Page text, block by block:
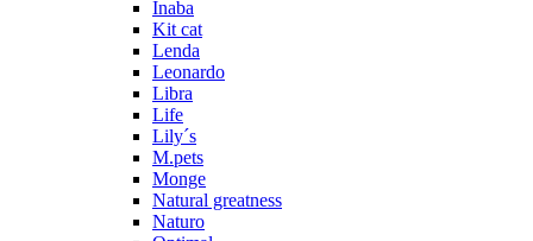
Inaba
Kit cat
Lenda
Leonardo
Libra
Life
Lily´s
M.pets
Monge
Natural greatness
Naturo